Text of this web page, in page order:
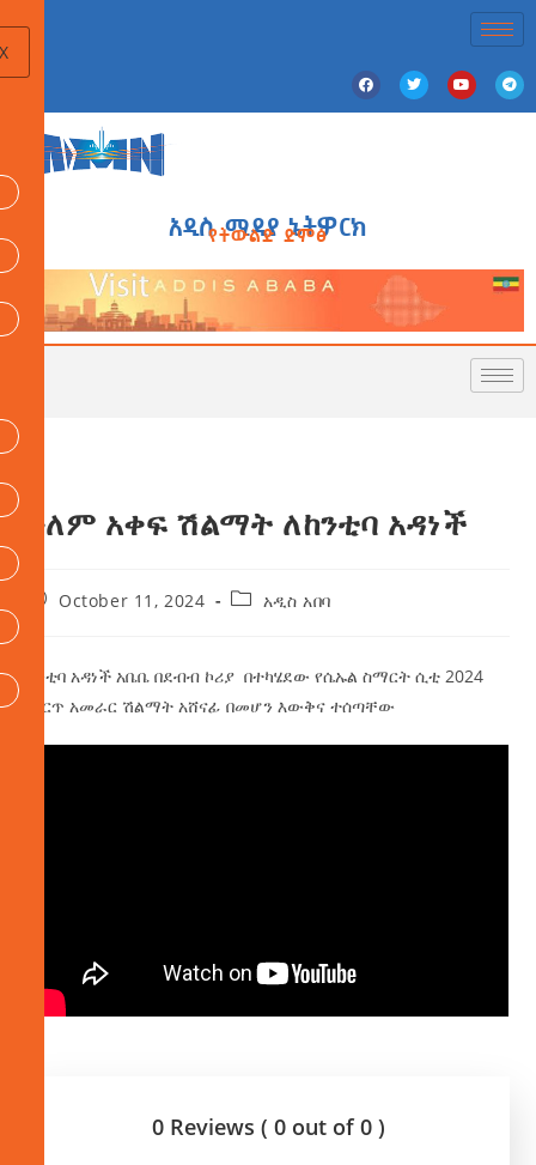
አዲስ ሚዲያ ኔትዎርክ
የትውልድ ድምፅ
ዓለም አቀፍ ሽልማት ለከንቲባ አዳነች
October 11, 2024 አዲስ አበባ
ከንቲባ አዳነች አቤቤ በደብብ ኮሪያ በተካሄደው የሴኡል ስማርት ሲቲ 2024
ምርጥ አመራር ሽልማት አሸናፊ በመሆን እውቅና ተሰጣቸው
0 Reviews ( 0 out of 0 )